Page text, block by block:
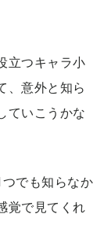
立つキャラ小
、意外と知ら
ていこうかな
でも知らなか
覚で見てくれ